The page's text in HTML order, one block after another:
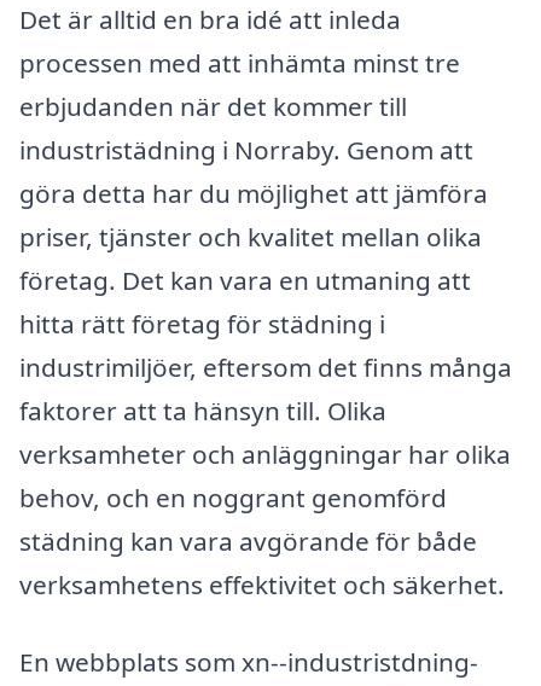
Det är alltid en bra idé att inleda
processen med att inhämta minst tre
erbjudanden när det kommer till
industristädning i Norraby. Genom att
göra detta har du möjlighet att jämföra
priser, tjänster och kvalitet mellan olika
företag. Det kan vara en utmaning att
hitta rätt företag för städning i
industrimiljöer, eftersom det finns många
faktorer att ta hänsyn till. Olika
verksamheter och anläggningar har olika
behov, och en noggrant genomförd
städning kan vara avgörande för både
verksamhetens effektivitet och säkerhet.
En webbplats som xn--industristdning-